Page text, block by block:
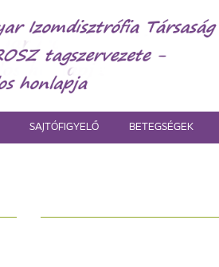
SAJTÓFIGYELŐ BETEGSÉGEK